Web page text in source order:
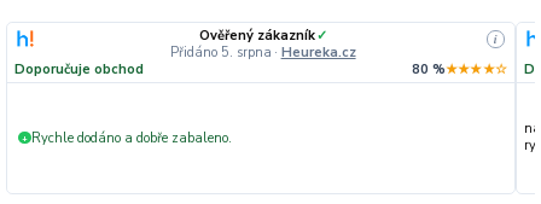
Ověřený zákazník✓
Přidáno 5. srpna · Heureka.cz
i
Doporučuje obchod 80 %★★★★☆
+ Rychle dodáno a dobře zabaleno.